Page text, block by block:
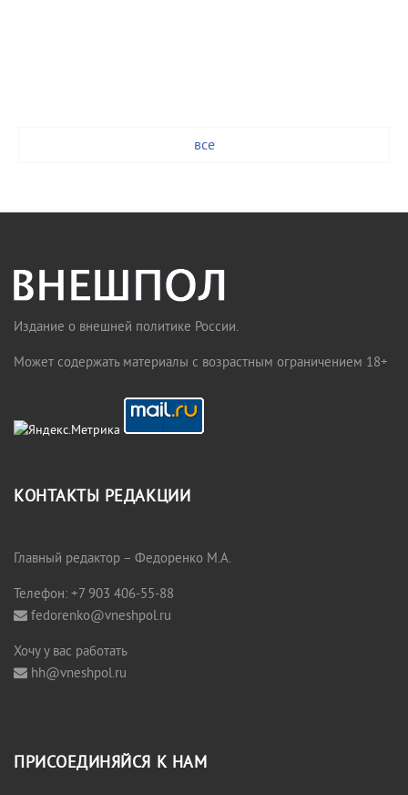
все
Издание о внешней политике России.
Может содержать материалы с возрастным ограничением 18+
КОНТАКТЫ РЕДАКЦИИ
Главный редактор – Федоренко М.А.
Телефон: +7 903 406-55-88
fedorenko@vneshpol.ru
Хочу у вас работать
hh@vneshpol.ru
ПРИСОЕДИНЯЙСЯ К НАМ